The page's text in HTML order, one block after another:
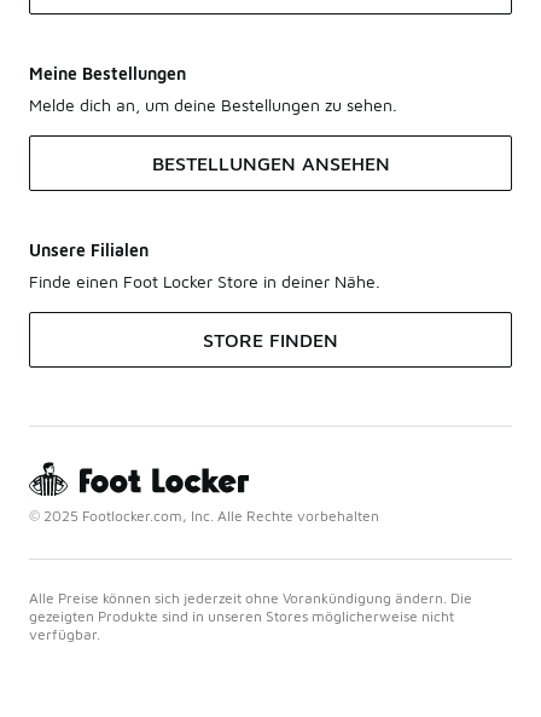
Meine Bestellungen
Melde dich an, um deine Bestellungen zu sehen.
BESTELLUNGEN ANSEHEN
Unsere Filialen
Finde einen Foot Locker Store in deiner Nähe.
STORE FINDEN
© 2025 Footlocker.com, Inc. Alle Rechte vorbehalten
Alle Preise können sich jederzeit ohne Vorankündigung ändern. Die
gezeigten Produkte sind in unseren Stores möglicherweise nicht
verfügbar.